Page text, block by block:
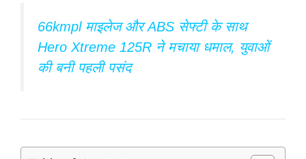
66kmpl माइलेज और ABS सेफ्टी के साथ
Hero Xtreme 125R ने मचाया धमाल, युवाओं
की बनी पहली पसंद